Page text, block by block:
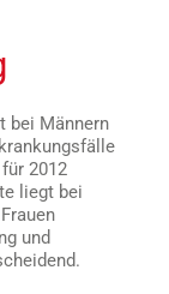
bei Männern
2012
liegt bei
und